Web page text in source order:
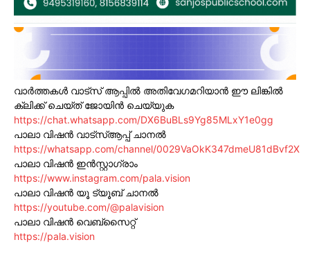
വാർത്തകൾ വാട്സ് ആപ്പിൽ അതിവേഗമറിയാൻ ഈ ലിങ്കിൽ
ക്ലിക്ക് ചെയ്ത് ജോയിൻ ചെയ്യുക
https://chat.whatsapp.com/DX6BuBLs9Yg85MLxY1e0gg
പാലാ വിഷൻ വാട്സ്ആപ്പ് ചാനൽ
https://whatsapp.com/channel/0029VaOkK347dmeU81dBvf2X
പാലാ വിഷൻ ഇൻസ്റ്റാഗ്രാം
https://www.instagram.com/pala.vision
പാലാ വിഷൻ യൂ ട്യൂബ് ചാനൽ
https://youtube.com/@palavision
പാലാ വിഷൻ വെബ്സൈറ്റ്
https://pala.vision